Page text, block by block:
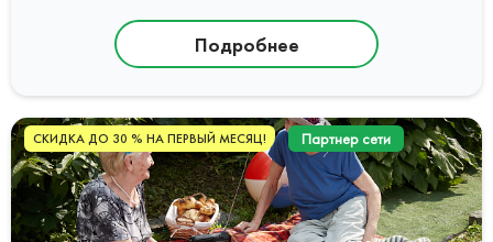
Подробнее
СКИДКА ДО 30 % НА ПЕРВЫЙ МЕСЯЦ! Партнер сети